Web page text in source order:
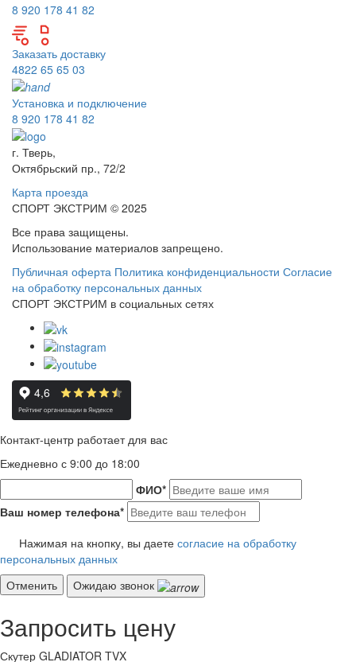
8 920 178 41 82
Заказать доставку
4822 65 65 03
Установка и подключение
8 920 178 41 82
г. Тверь,
Октябрьский пр., 72/2
Карта проезда
СПОРТ ЭКСТРИМ © 2025
Все права защищены.
Использование материалов запрещено.
Публичная оферта Политика конфиденциальности Согласие
на обработку персональных данных
СПОРТ ЭКСТРИМ в социальных сетях
Контакт-центр работает для вас
Ежедневно с 9:00 до 18:00
ФИО*
Ваш номер телефона*
Нажимая на кнопку, вы даете согласие на обработку
персональных данных
Отменить
Ожидаю звонок
Запросить цену
Скутер GLADIATOR TVX